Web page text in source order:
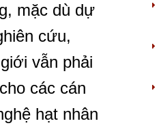
mặc dù dự
cứu,
vẫn phải
các cán
hạt nhân